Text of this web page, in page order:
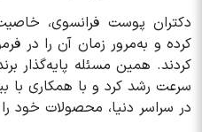
دکتران پوست فرانسوی،
کرده و به‌مرور زمان آن را در
کردند. همین مسئله پایه‌گذار
در سراسر دنیا، محصولات خود